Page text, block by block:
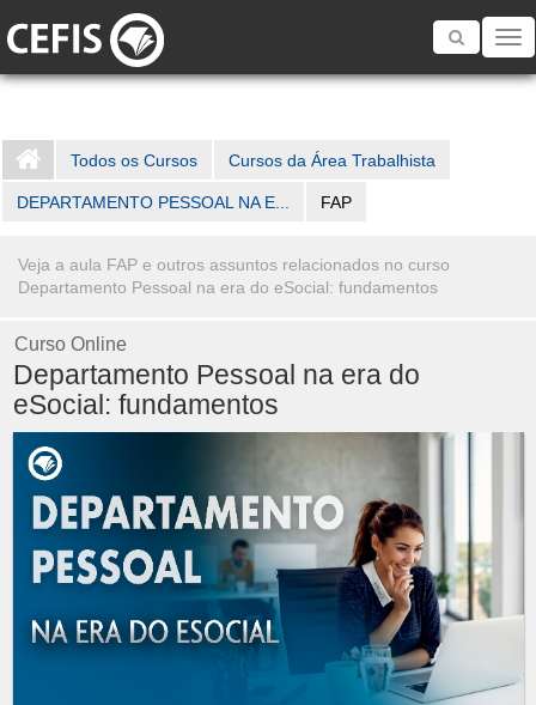
Toggle
Todos os Cursos Cursos da Área Trabalhista
DEPARTAMENTO PESSOAL NA E... FAP
Veja a aula FAP e outros assuntos relacionados no curso
Departamento Pessoal na era do eSocial: fundamentos
Curso Online
Departamento Pessoal na era do
eSocial: fundamentos